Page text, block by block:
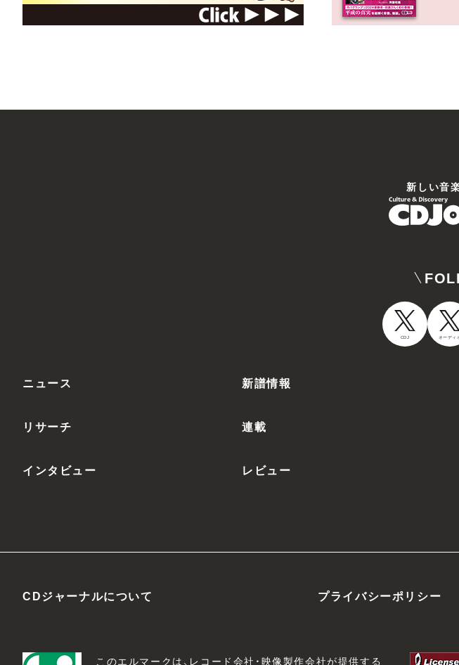
新しい⾳
CDJ オーディ
ニュース 新譜情報
リサーチ 連載
インタビュー レビュー
CDジャーナルについて プライバシーポリシー
このエルマークは、レコード会社・映像製作会社が提供する